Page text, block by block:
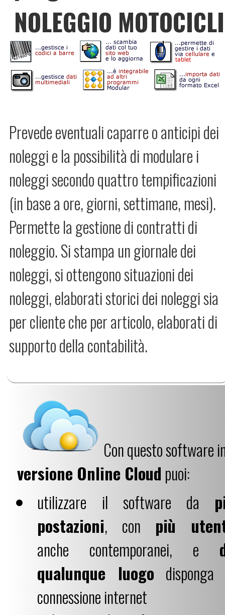
NOLEGGIO MOTOCICLI
Prevede eventuali caparre o anticipi dei
noleggi e la possibilità di modulare i
noleggi secondo quattro tempificazioni
(in base a ore, giorni, settimane, mesi).
Permette la gestione di contratti di
noleggio. Si stampa un giornale dei
noleggi, si ottengono situazioni dei
noleggi, elaborati storici dei noleggi sia
per cliente che per articolo, elaborati di
supporto della contabilità.
Con questo software
versione Online Cloud puoi:
utilizzare il software da
postazioni, con più
anche contemporanei, e
qualunque luogo
connessione internet